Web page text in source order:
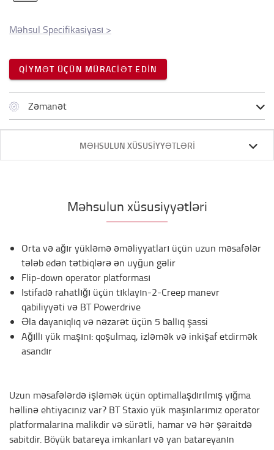
Məhsul Specifikasiyası >
QIYMƏT ÜÇÜN MÜRACIƏT EDIN
Zəmanət
MƏHSULUN XÜSUSIYYƏTLƏRI
Məhsulun xüsusiyyətləri
Orta və ağır yükləmə əməliyyatları üçün uzun məsafələr
tələb edən tətbiqlərə ən uyğun gəlir
Flip-down operator platforması
Istifadə rahatlığı üçün tıklayın-2-Creep manevr
qabiliyyəti və BT Powerdrive
Əla dayanıqlıq və nəzarət üçün 5 ballıq şassi
Ağıllı yük maşını: qoşulmaq, izləmək və inkişaf etdirmək
asandır
Uzun məsafələrdə işləmək üçün optimallaşdırılmış yığma
həllinə ehtiyacınız var? BT Staxio yük maşınlarımız operator
platformalarına malikdir və sürətli, hamar və hər şəraitdə
sabitdir. Böyük batareya imkanları və yan batareyanın